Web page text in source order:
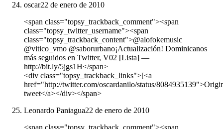
oscar22 de enero de 2010
<span class="topsy_trackback_comment"><span
class="topsy_twitter_username"><span
class="topsy_trackback_content">@alofokemusic
@vitico_vmo @saborurbano¡Actualización! Dominicanos
más seguidos en Twitter, V02 [Lista] —
http://bit.ly/5jgs1H</span>
<div class="topsy_trackback_links">[<a
href="http://twitter.com/oscardanilo/status/
tweet</a></div></span>
Leonardo Paniagua22 de enero de 2010